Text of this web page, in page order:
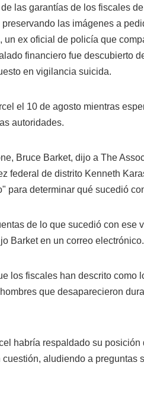
las garantías de los fiscales
las imágenes a
un ex oficial de policía que
financiero fue descubierto
en vigilancia suicida.
el 10 de agosto mientras
autoridades.
Bruce Barket, dijo a The
federal de distrito Kenneth
para determinar qué sucedió
de lo que sucedió con ese
Barket en un correo electrónico.
los fiscales han descrito como
que desaparecieron
habría respaldado su posición
aludiendo a preguntas